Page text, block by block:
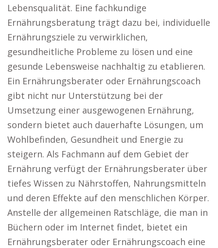
Lebensqualität. Eine fachkundige
Ernährungsberatung trägt dazu bei, individuelle
Ernährungsziele zu verwirklichen,
gesundheitliche Probleme zu lösen und eine
gesunde Lebensweise nachhaltig zu etablieren.
Ein Ernährungsberater oder Ernährungscoach
gibt nicht nur Unterstützung bei der
Umsetzung einer ausgewogenen Ernährung,
sondern bietet auch dauerhafte Lösungen, um
Wohlbefinden, Gesundheit und Energie zu
steigern. Als Fachmann auf dem Gebiet der
Ernährung verfügt der Ernährungsberater über
tiefes Wissen zu Nährstoffen, Nahrungsmitteln
und deren Effekte auf den menschlichen Körper.
Anstelle der allgemeinen Ratschläge, die man in
Büchern oder im Internet findet, bietet ein
Ernährungsberater oder Ernährungscoach eine